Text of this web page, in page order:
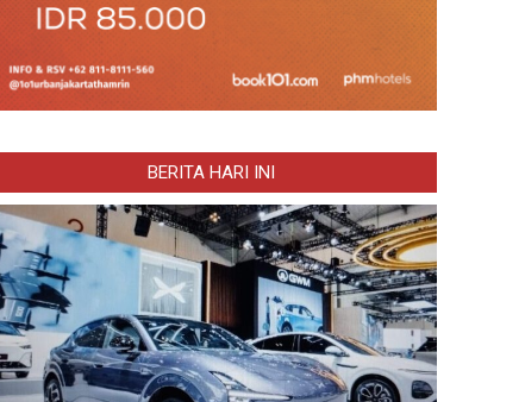
BERITA HARI INI